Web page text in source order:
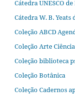
Cátedra UNESCO
Cátedra W. B.
Coleção ABCD
Coleção Arte
Coleção biblioteca
Coleção Botânica
Coleção Cadernos